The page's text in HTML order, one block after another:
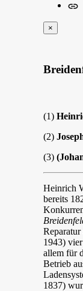
×
(1)
(2)
(3)
Heinrich
bereits
1943)
allem für
Betrieb
1837)